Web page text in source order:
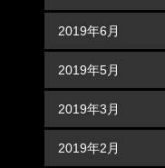
2019年6月
2019年5月
2019年3月
2019年2月